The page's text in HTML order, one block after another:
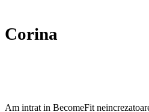
Corina
Am intrat in BecomeFit